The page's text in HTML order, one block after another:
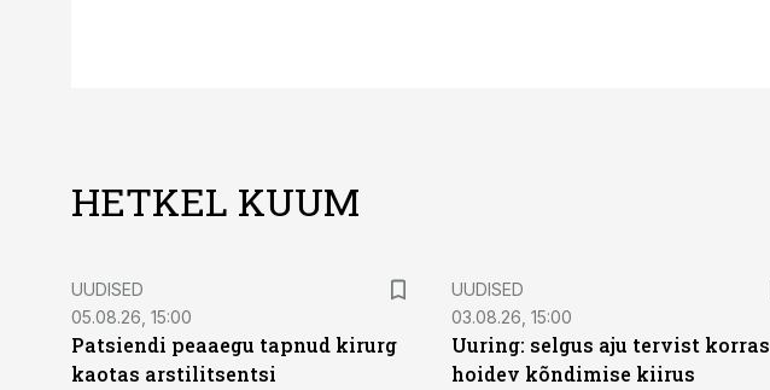
HETKEL KUUM
UUDISED
05.08.26, 15:00
Patsiendi peaaegu tapnud kirurg
kaotas arstilitsentsi
UUDISED
03.08.26, 15:00
Uuring: selgus aju tervist korras
hoidev kõndimise kiirus